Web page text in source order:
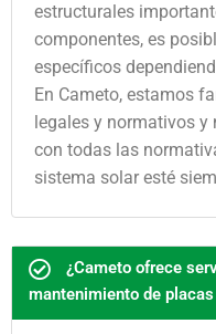
estructurales
componentes, es
específicos
En Cameto, estamos
legales y normativos
con todas las
sistema solar esté
¿Cameto ofrece
mantenimiento de